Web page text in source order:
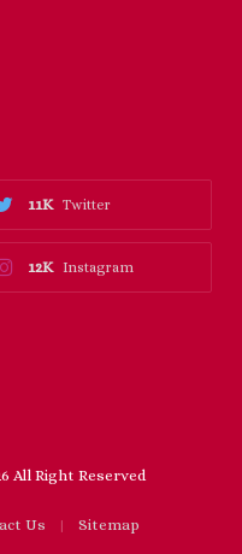
Twitter
11K
Instagram
12K
All Right Reserved
Us Sitemap